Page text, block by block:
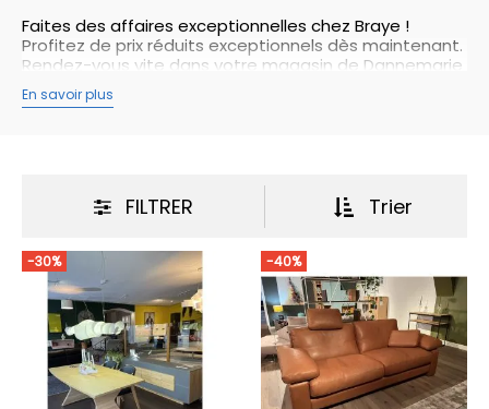
Faites des affaires exceptionnelles chez Braye !
Profitez de prix réduits exceptionnels dès maintenant.
Rendez-vous vite dans votre magasin de Dannemarie
!En savoir plus
FILTRER Trier
-30% -40%